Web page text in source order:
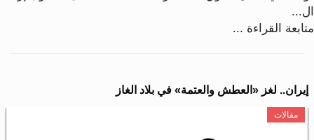
ال...
متابعة القراءة ...
إيران.. لغز «العطش والعتمة» في بلاد الغاز
مقالات